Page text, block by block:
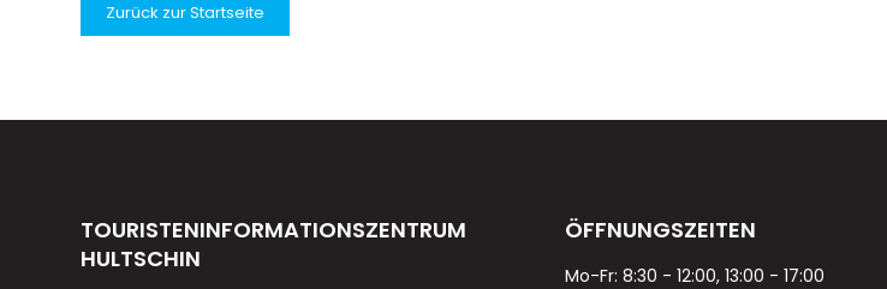
Zurück zur Startseite
TOURISTENINFORMATIONSZENTRUM
HULTSCHIN
ÖFFNUNGSZEITEN
Mo-Fr: 8:30 - 12:00, 13:00 - 17:00